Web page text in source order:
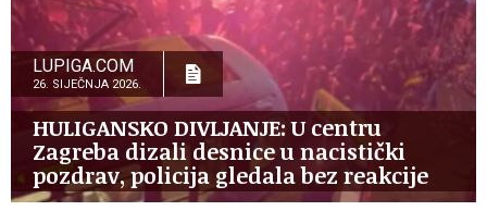
LUPIGA.COM
26. SIJEČNJA 2026.
HULIGANSKO DIVLJANJE: U centru
Zagreba dizali desnice u nacistički
pozdrav, policija gledala bez reakcije